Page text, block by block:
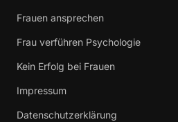
Frauen ansprechen
Frau verführen Psychologie
Kein Erfolg bei Frauen
Impressum
Datenschutzerklärung